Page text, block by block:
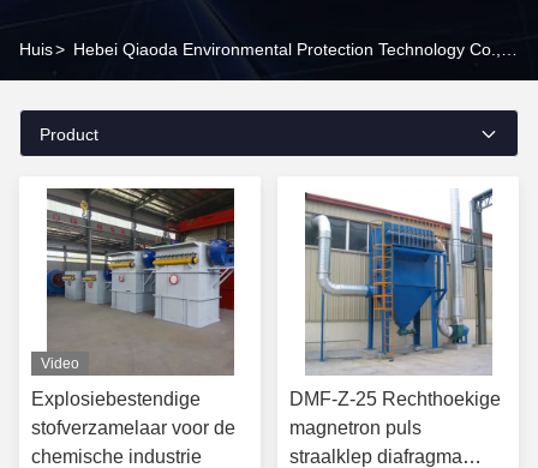
Huis>
Product
Video
Explosiebestendige
stofverzamelaar voor de
chemische industrie
DMF-Z-25 Rechthoekige
magnetron puls
straalklep diafragma